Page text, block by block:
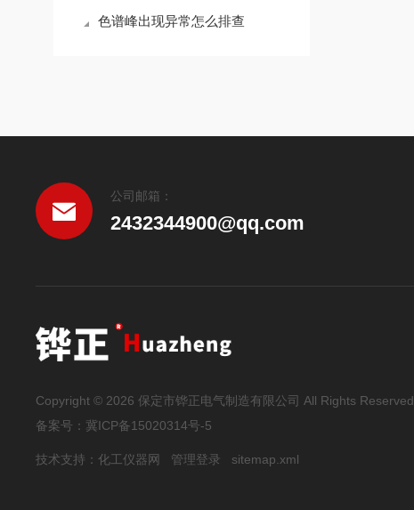
色谱峰出现异常怎么排查
公司邮箱：
2432344900@qq.com
Copyright © 2026 保定市铧正电气制造有限公司 All Rights Reserved
备案号： 冀ICP备15020314号-5
技术支持：化工仪器网 管理登录 sitemap.xml